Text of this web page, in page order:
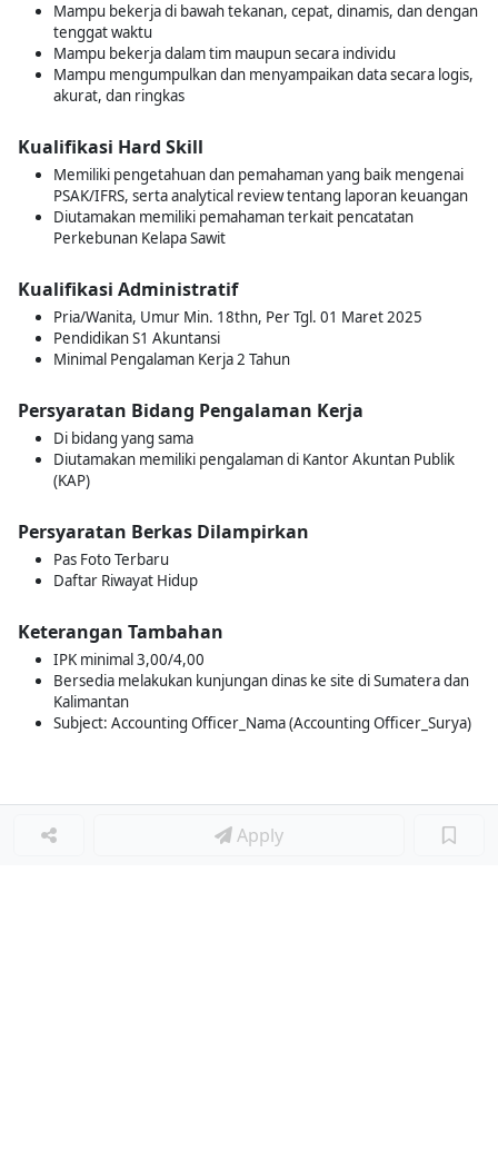
Mampu bekerja di bawah tekanan, cepat, dinamis, dan dengan
tenggat waktu
Mampu bekerja dalam tim maupun secara individu
Mampu mengumpulkan dan menyampaikan data secara logis,
akurat, dan ringkas
Kualifikasi Hard Skill
Memiliki pengetahuan dan pemahaman yang baik mengenai
PSAK/IFRS, serta analytical review tentang laporan keuangan
Diutamakan memiliki pemahaman terkait pencatatan
Perkebunan Kelapa Sawit
Kualifikasi Administratif
Pria/Wanita, Umur Min. 18thn, Per Tgl. 01 Maret 2025
Pendidikan S1 Akuntansi
Minimal Pengalaman Kerja 2 Tahun
Persyaratan Bidang Pengalaman Kerja
Di bidang yang sama
Diutamakan memiliki pengalaman di Kantor Akuntan Publik
(KAP)
Persyaratan Berkas Dilampirkan
Pas Foto Terbaru
Daftar Riwayat Hidup
Keterangan Tambahan
IPK minimal 3,00/4,00
Bersedia melakukan kunjungan dinas ke site di Sumatera dan
Kalimantan
Subject: Accounting Officer_Nama (Accounting Officer_Surya)
Apply